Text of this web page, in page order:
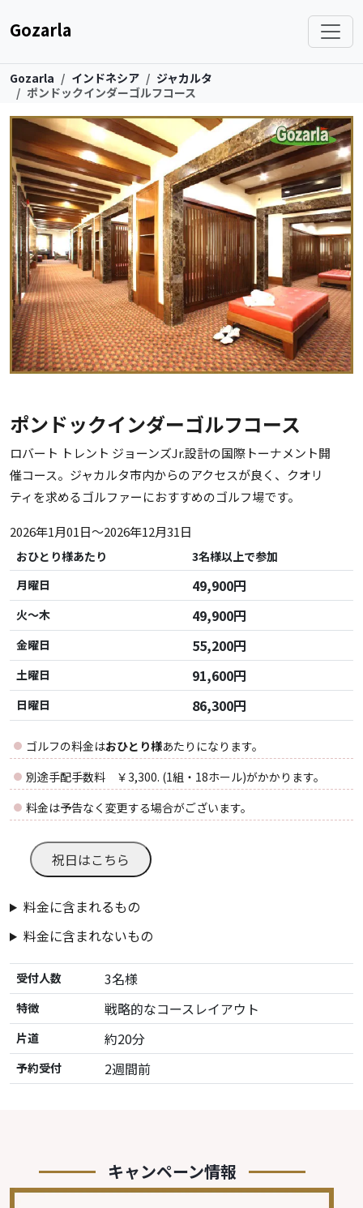
Gozarla
Gozarla インドネシア
ジャカルタ
ポンドックインダーゴルフコース
ポンドックインダーゴルフコース
ロバート トレント ジョーンズJr.設計の国際トーナメント開
催コース。ジャカルタ市内からのアクセスが良く、クオリ
ティを求めるゴルファーにおすすめのゴルフ場です。
2026年1月01日～2026年12月31日
おひとり様あたり
3名様以上で参加
月曜日
49,900円
火～木 49,900円
金曜日 55,200円
土曜日 91,600円
日曜日 86,300円
ゴルフの料金はおひとり様あたりになります。
別途手配手数料 ￥3,300. (1組・18ホール)がかかります。
料金は予告なく変更する場合がございます。
祝日はこちら
料金に含まれるもの
料金に含まれないもの
受付人数 3名様
特徴 戦略的なコースレイアウト
片道 約20分
予約受付 2週間前
キャンペーン情報